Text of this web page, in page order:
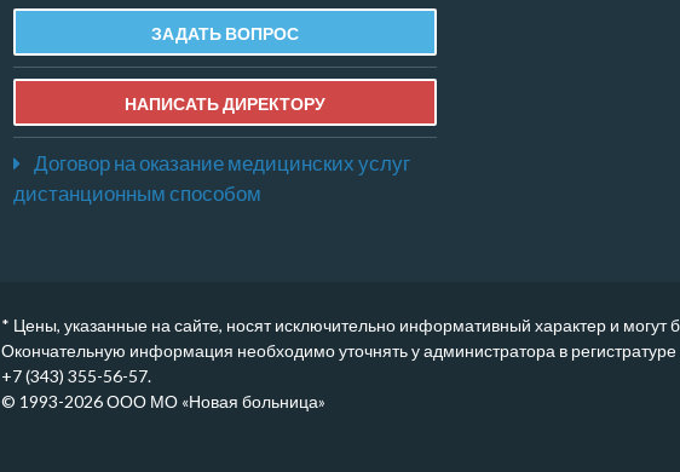
ЗАДАТЬ ВОПРОС
НАПИСАТЬ ДИРЕКТОРУ
Договор на оказание медицинских услуг
дистанционным способом
* Цены, указанные на сайте, носят исключительно информативный характер и
Окончательную информация необходимо уточнять у администратора в
+7 (343) 355-56-57.
© 1993-2026 ООО МО «Новая больница»